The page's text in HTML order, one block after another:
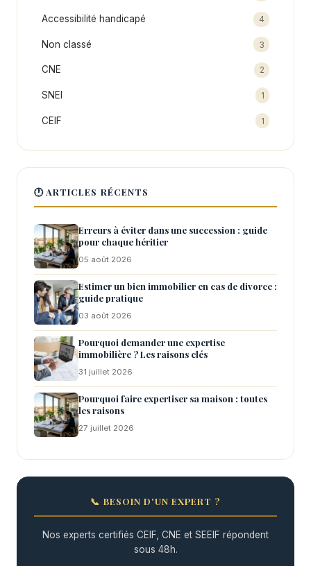
Accessibilité handicapé 4
Non classé 3
CNE 2
SNEI 1
CEIF 1
🕐 ARTICLES RÉCENTS
Erreurs à éviter dans une succession : guide
pour chaque héritier
05 août 2026
Estimer un bien immobilier en cas de divorce :
guide pratique
03 août 2026
Pourquoi demander une expertise
immobilière ? Les raisons clés
31 juillet 2026
Pourquoi faire expertiser sa maison : toutes
les raisons
27 juillet 2026
📞 BESOIN D'UN EXPERT ?
Nos experts certifiés CEIF, CNE et SEEIF répondent
sous 48h.